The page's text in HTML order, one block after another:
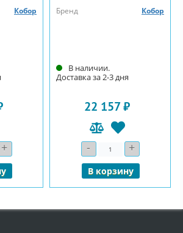
Кобор
+
Бренд
Кобор
В наличии.
Доставка за 2-3 дня
22 157 ₽
- Количество+
В корзину